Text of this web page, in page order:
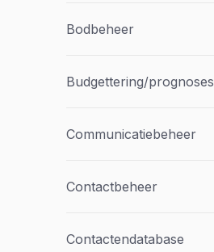
Bodbeheer
Budgettering/prognoses
Communicatiebeheer
Contactbeheer
Contactendatabase